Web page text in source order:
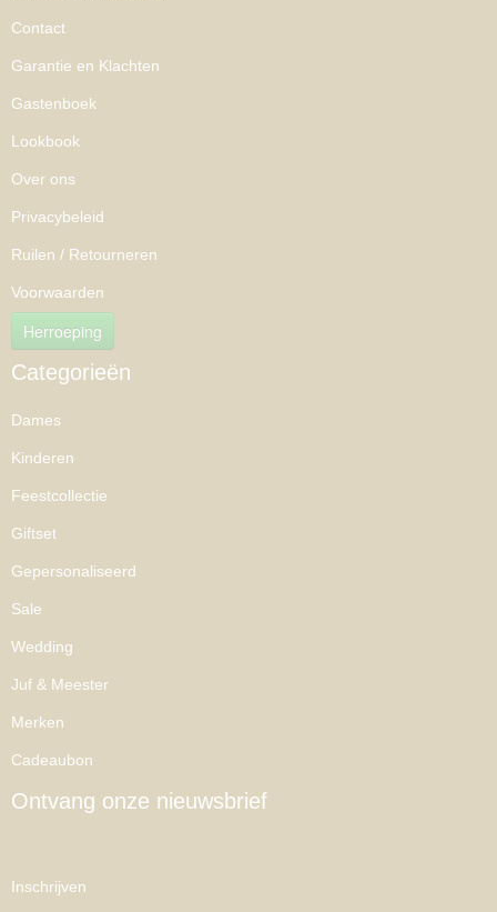
Contact
Garantie en Klachten
Gastenboek
Lookbook
Over ons
Privacybeleid
Ruilen / Retourneren
Voorwaarden
Herroeping
Categorieën
Dames
Kinderen
Feestcollectie
Giftset
Gepersonaliseerd
Sale
Wedding
Juf & Meester
Merken
Cadeaubon
Ontvang onze nieuwsbrief
Inschrijven